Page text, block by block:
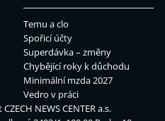
Temu a clo
Spořicí účty
Superdávka – změny
Chybějící roky k důchodu
Minimální mzda 2027
Vedro v práci
CZECH NEWS CENTER a.s.